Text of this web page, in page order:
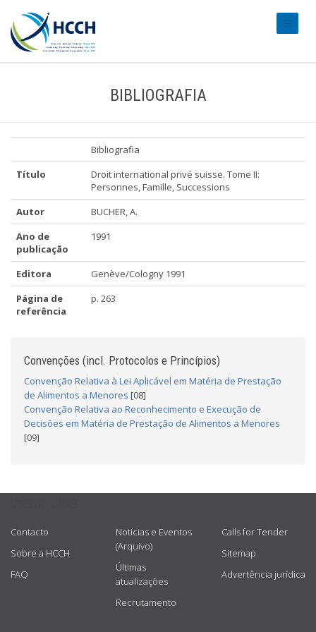
BIBLIOGRAFIA
Bibliografia
Título
Droit international privé suisse. Tome II:
Personnes, Famille, Successions
Autor
BUCHER, A.
Ano de
publicação
1991
Editora
Genève/Cologny 1991
Página de
referência
p. 263
Convenções (incl. Protocolos e Princípios)
Convenção Relativa à Lei Aplicável em Matéria de Prestação
de Alimentos a Menores [08]
Convenção Relativa ao Reconhecimento e Execução de
Decisões em Matéria de Prestação de Alimentos a Menores
[09]
Contacto
Sobre a HCCH
FAQ
Notícias e Eventos
(Arquivo)
Últimas
atualizações
Recrutamento
Calls for Tender
Sitemap
Advertência jurídica